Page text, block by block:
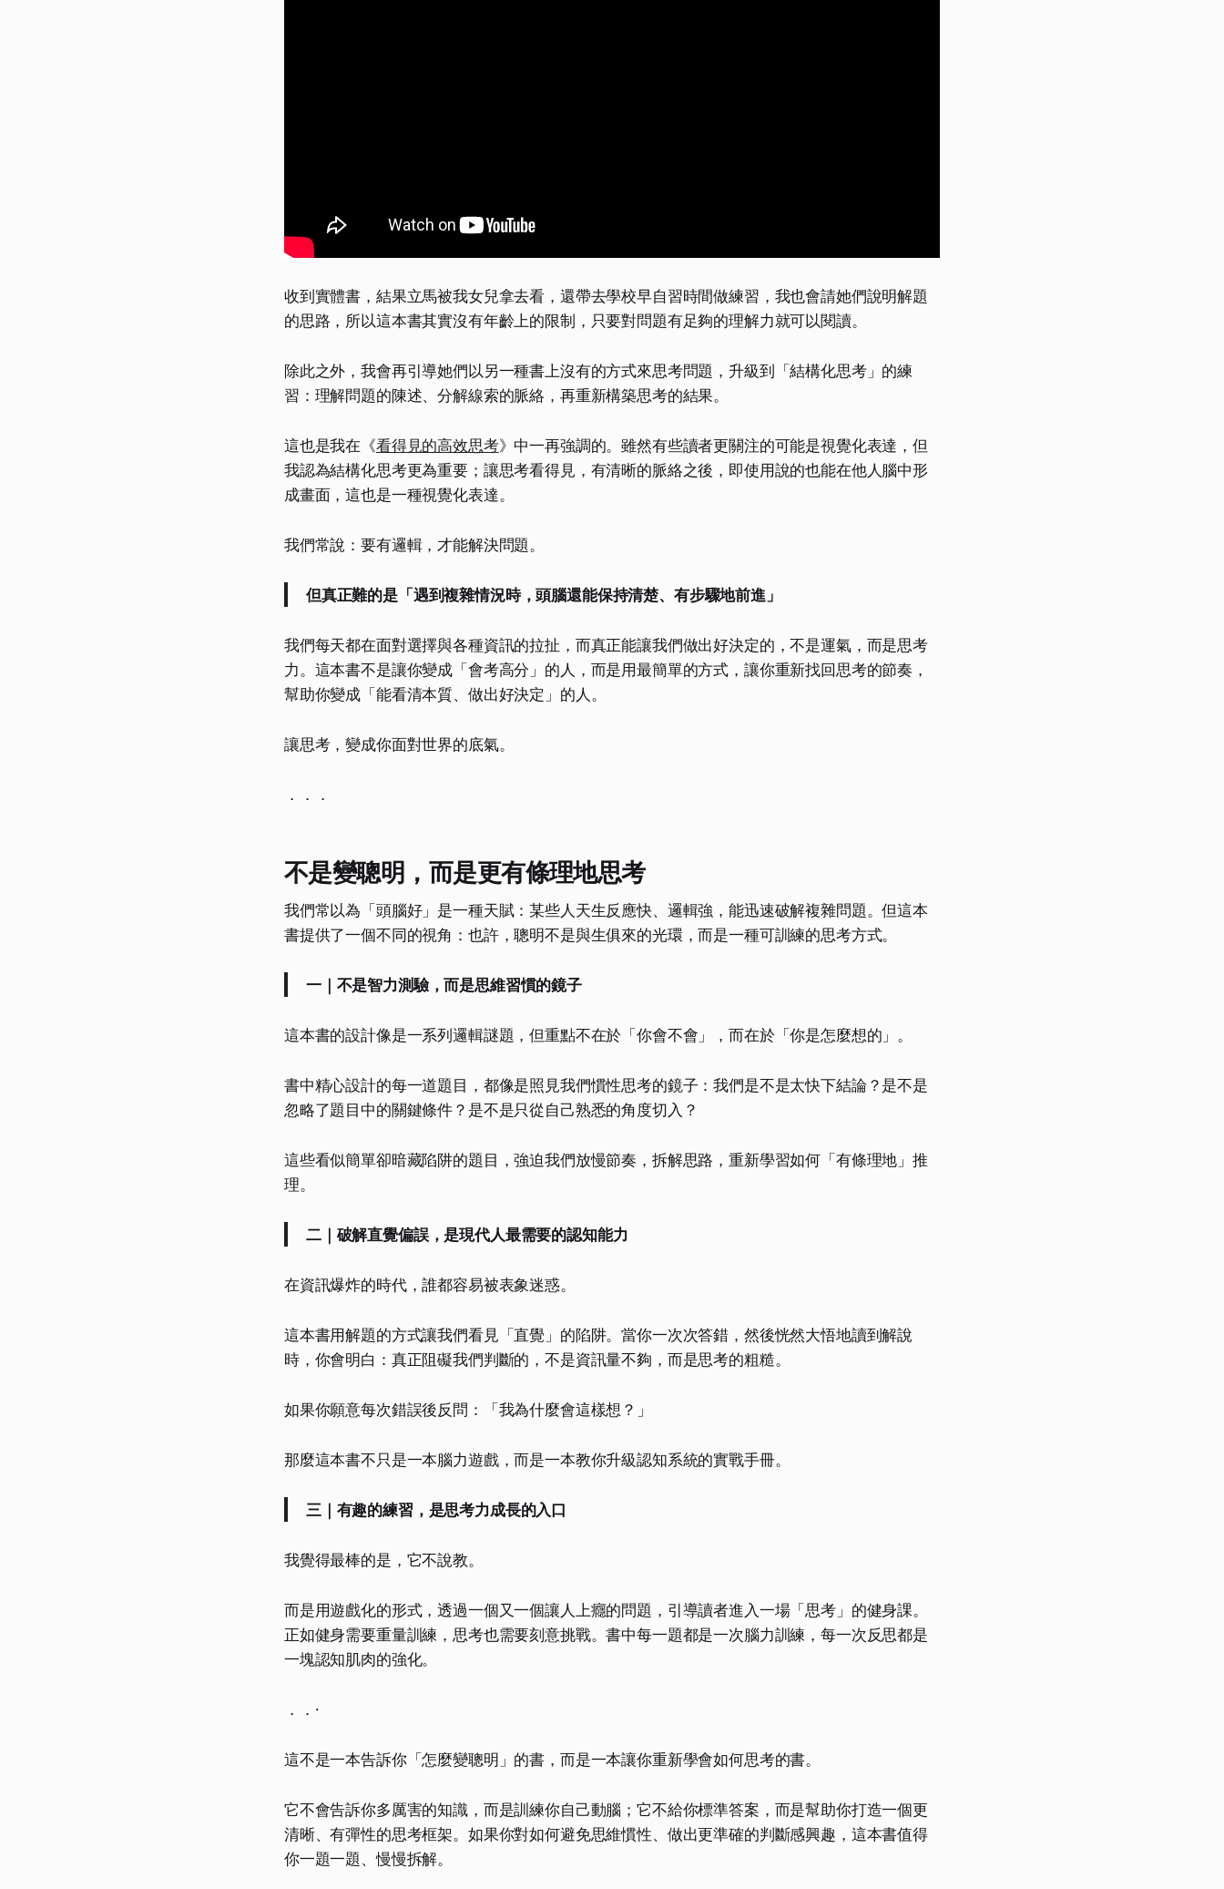
收到實體書，結果立馬被我女兒拿去看，還帶去學校早自習時間做練習，我也會請她們說明解題
的思路，所以這本書其實沒有年齡上的限制，只要對問題有足夠的理解力就可以閱讀。
除此之外，我會再引導她們以另一種書上沒有的方式來思考問題，升級到「結構化思考」的練
習：理解問題的陳述、分解線索的脈絡，再重新構築思考的結果。
這也是我在《看得見的高效思考》中一再強調的。雖然有些讀者更關注的可能是視覺化表達，但
我認為結構化思考更為重要；讓思考看得見，有清晰的脈絡之後，即使用說的也能在他人腦中形
成畫面，這也是一種視覺化表達。
我們常說：要有邏輯，才能解決問題。
但真正難的是「遇到複雜情況時，頭腦還能保持清楚、有步驟地前進」
我們每天都在面對選擇與各種資訊的拉扯，而真正能讓我們做出好決定的，不是運氣，而是思考
力。這本書不是讓你變成「會考高分」的人，而是用最簡單的方式，讓你重新找回思考的節奏，
幫助你變成「能看清本質、做出好決定」的人。
讓思考，變成你面對世界的底氣。
．．．
不是變聰明，而是更有條理地思考
我們常以為「頭腦好」是一種天賦：某些人天生反應快、邏輯強，能迅速破解複雜問題。但這本
書提供了一個不同的視角：也許，聰明不是與生俱來的光環，而是一種可訓練的思考方式。
一｜不是智力測驗，而是思維習慣的鏡子
這本書的設計像是一系列邏輯謎題，但重點不在於「你會不會」，而在於「你是怎麼想的」。
書中精心設計的每一道題目，都像是照見我們慣性思考的鏡子：我們是不是太快下結論？是不是
忽略了題目中的關鍵條件？是不是只從自己熟悉的角度切入？
這些看似簡單卻暗藏陷阱的題目，強迫我們放慢節奏，拆解思路，重新學習如何「有條理地」推
理。
二｜破解直覺偏誤，是現代人最需要的認知能力
在資訊爆炸的時代，誰都容易被表象迷惑。
這本書用解題的方式讓我們看見「直覺」的陷阱。當你一次次答錯，然後恍然大悟地讀到解說
時，你會明白：真正阻礙我們判斷的，不是資訊量不夠，而是思考的粗糙。
如果你願意每次錯誤後反問：「我為什麼會這樣想？」
那麼這本書不只是一本腦力遊戲，而是一本教你升級認知系統的實戰手冊。
三｜有趣的練習，是思考力成長的入口
我覺得最棒的是，它不說教。
而是用遊戲化的形式，透過一個又一個讓人上癮的問題，引導讀者進入一場「思考」的健身課。
正如健身需要重量訓練，思考也需要刻意挑戰。書中每一題都是一次腦力訓練，每一次反思都是
一塊認知肌肉的強化。
．．·
這不是一本告訴你「怎麼變聰明」的書，而是一本讓你重新學會如何思考的書。
它不會告訴你多厲害的知識，而是訓練你自己動腦；它不給你標準答案，而是幫助你打造一個更
清晰、有彈性的思考框架。如果你對如何避免思維慣性、做出更準確的判斷感興趣，這本書值得
你一題一題、慢慢拆解。